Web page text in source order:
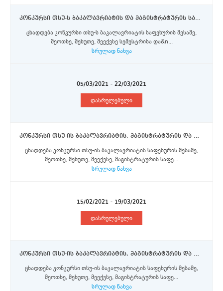
კონკურსი თსუ-ს ბაკალავრიატის და მაგისტრატურის საფეხურის სტუდენტებისათვის ვიტაუტას მაგნუსის უნივერსიტეტის საზაფხულო კურსში მონაწილეობისათვის სტიპენდიების მოსაპოვებლად
ცხადდება კონკურსი თსუ-ს ბაკალავრიატის საფეხურის მესამე,
მეოთხე, მეხუთე, მეექვსე სემესტრისა და&n...
სრულად ნახვა
05/03/2021 - 22/03/2021
დასრულებული
კონკურსი თსუ-ის ბაკალავრიატის, მაგისტრატურის და დოქტორანტურის საფეხურის სტუდენტებისთვის ორმხრივი საუნივერსიტეტო თანამშრომლობის ფარგლებში, თსუ-ს ინგლისურენოვანი გაცვლითი პროგრამის სტიპენდიების მოსაპოვებლად
ცხადდება კონკურსი თსუ-ის ბაკალავრიატის საფეხურის მესამე,
მეოთხე, მეხუთე, მეექვსე, მაგისტრატურის საფე...
სრულად ნახვა
15/02/2021 - 19/03/2021
დასრულებული
კონკურსი თსუ-ის ბაკალავრიატის, მაგისტრატურის და დოქტორანტურის საფეხურის სტუდენტებისთვის ევროკომისიის მიერ დაფინანსებული ერაზმუს+ პროგრამის სტიპენდიების მოსაპოვებლად რომის საპიენცას უნივერსიტეტში
ცხადდება კონკურსი თსუ-ის ბაკალავრიატის საფეხურის მესამე,
მეოთხე, მეხუთე, მეექვსე, მაგისტრატურის საფე...
სრულად ნახვა